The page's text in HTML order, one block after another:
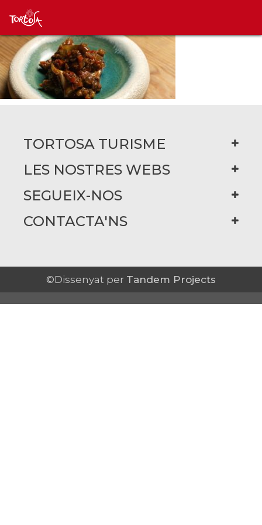
TORTOSA TURISME
LES NOSTRES WEBS
SEGUEIX-NOS
CONTACTA'NS
©Dissenyat per Tandem Projects